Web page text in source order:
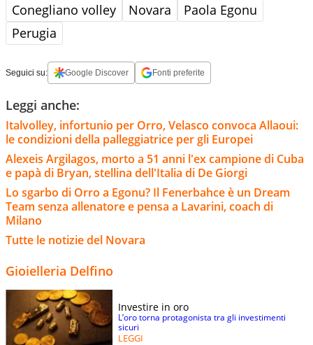
Conegliano volley Novara
Paola Egonu
Perugia
Seguici su: Google Discover Fonti preferite
Leggi anche:
Italvolley, infortunio per Orro, Velasco convoca Allaoui:
le condizioni della palleggiatrice per gli Europei
Alexeis Argilagos, morto a 51 anni l'ex campione di Cuba
e papà di Bryan, stellina dell'Italia di De Giorgi
Lo sgarbo di Orro a Egonu? Il Fenerbahce è un Dream
Team senza allenatore e pensa a Lavarini, coach di
Milano
Tutte le notizie del Novara
Gioielleria Delfino
Investire in oro
L’oro torna protagonista tra gli investimenti
sicuri
LEGGI